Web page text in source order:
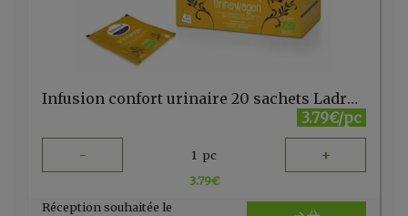
Infusion confort urinaire 20 sachets Ladrôme
3.79€/pc
- 1 pc +
3.79€
Réception souhaitée le